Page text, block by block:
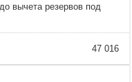
вычета резервов под
47 016